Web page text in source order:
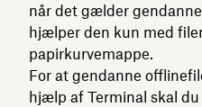
når det gælder
hjælper den kun med
papirkurvemappe.
For at gendanne
hjælp af Terminal skal